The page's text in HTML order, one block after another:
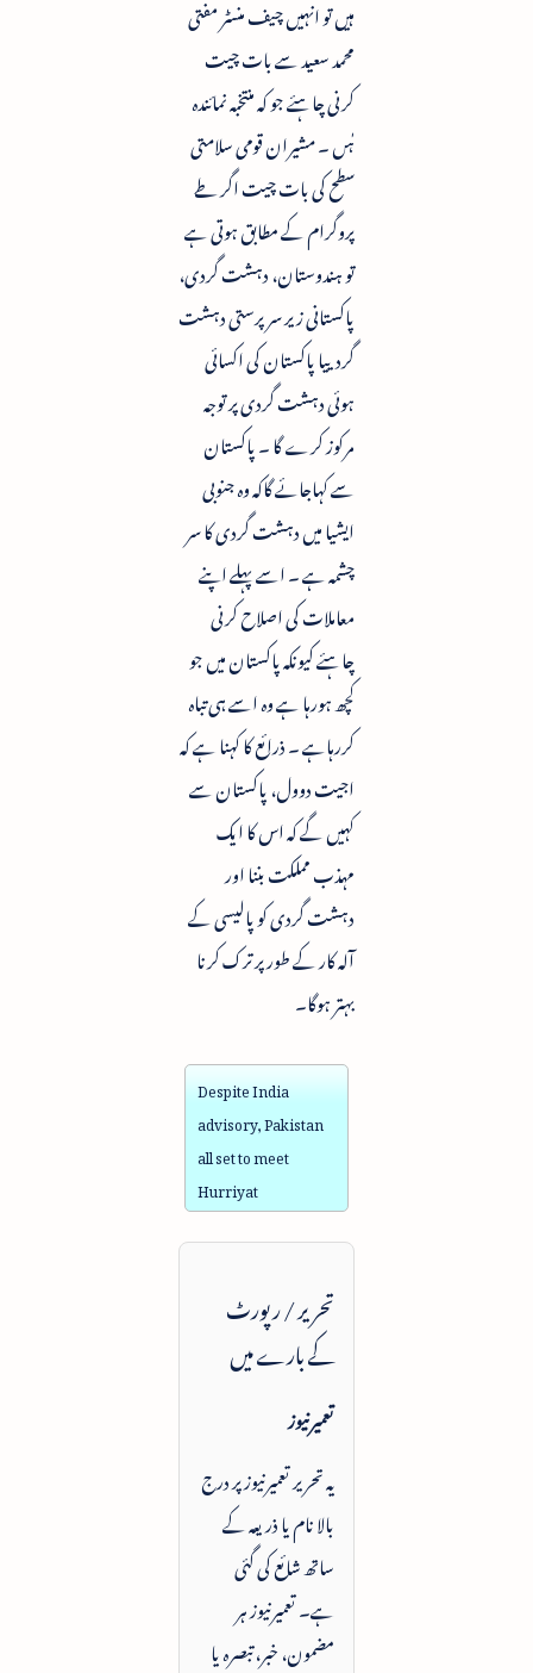
ہیں تو انہیں چیف منسٹر مفتی
محمد سعید سے بات چیت
کرنی چاہئے جو کہ منتخبہ نمائندہ
ہٰں ۔ مشیران قومی سلامتی
سطح کی بات چیت اگر طے
پروگرام کے مطابق ہوتی ہے
تو ہندوستان، دہشت گردی،
پاکستانی زیر سرپرستی دہشت
گردییا پاکستان کی اکسائی
ہوئی دہشت گردی پر توجہ
مرکوز کرے گا ۔ پاکستان
سے کہاجائے گاکہ وہ جنوبی
ایشیا میں دہشت گردی کا سر
چشمہ ہے ۔ اسے پہلے اپنے
معاملات کی اصلاح کرنی
چاہئے کیونکہ پاکستان میں جو
کچھ ہورہا ہے وہ اسے ہی تباہ
کررہاہے ۔ ذرائع کا کہنا ہے کہ
اجیت دوول، پاکستان سے
کہیں گے کہ اس کا ایک
مہذب مملکت بننا اور
دہشت گردی کو پالیسی کے
آلہ کار کے طور پر ترک کرنا
بہتر ہوگا۔
Despite India
advisory, Pakistan
all set to meet
Hurriyat
تحریر / رپورٹ
کے بارے میں
تعمیرنیوز
یہ تحریر تعمیرنیوز پر درج
بالا نام یا ذریعہ کے
ساتھ شائع کی گئی
ہے۔ تعمیرنیوز ہر
مضمون، خبر، تبصرہ یا